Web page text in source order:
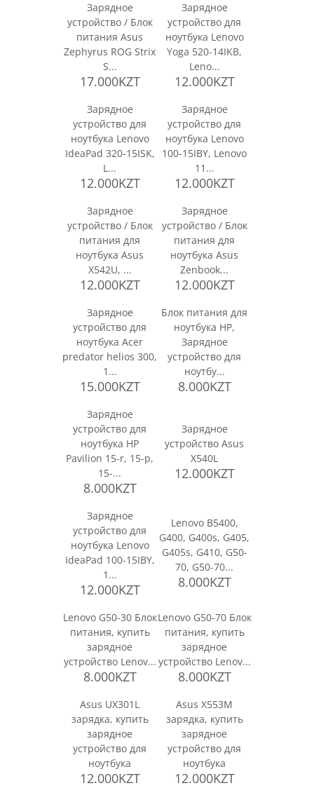
Зарядное
устройство / Блок
питания Asus
Zephyrus ROG Strix
S...
17.000KZT
Зарядное
устройство для
ноутбука Lenovo
Yoga 520-14IKB,
Leno...
12.000KZT
Зарядное
устройство для
ноутбука Lenovo
IdeaPad 320-15ISK,
L...
12.000KZT
Зарядное
устройство для
ноутбука Lenovo
100-15IBY, Lenovo
11...
12.000KZT
Зарядное
устройство / Блок
питания для
ноутбука Asus
X542U, ...
12.000KZT
Зарядное
устройство / Блок
питания для
ноутбука Asus
Zenbook...
12.000KZT
Зарядное
устройство для
ноутбука Acer
predator helios 300,
1...
15.000KZT
Блок питания для
ноутбука HP,
Зарядное
устройство для
ноутбу...
8.000KZT
Зарядное
устройство для
ноутбука HP
Pavilion 15-r, 15-p,
15-...
8.000KZT
Зарядное
устройство Asus
X540L
12.000KZT
Зарядное
устройство для
ноутбука Lenovo
IdeaPad 100-15IBY,
1...
12.000KZT
Lenovo B5400,
G400, G400s, G405,
G405s, G410, G50-
70, G50-70...
8.000KZT
Lenovo G50-30 Блок
питания, купить
зарядное
устройство Lenov...
8.000KZT
Lenovo G50-70 Блок
питания, купить
зарядное
устройство Lenov...
8.000KZT
Asus UX301L
зарядка, купить
зарядное
устройство для
ноутбука
12.000KZT
Asus X553M
зарядка, купить
зарядное
устройство для
ноутбука
12.000KZT